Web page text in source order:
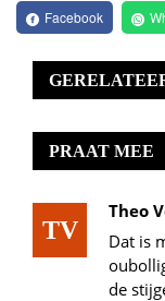
Facebook
PRAAT MEE
TV
Theo
Dat is
de